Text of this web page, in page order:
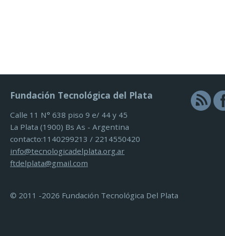
Fundación Tecnológica del Plata
Calle 11 N° 638 piso 9 e/ 44 y 45
La Plata (1900) Bs As - Argentina
contacto:1140299213 / 2214550420
info@tecnologicadelplata.org.ar
ftdelplata@gmail.com
© 2011 -2026 Fundación Tecnológica Del Plata